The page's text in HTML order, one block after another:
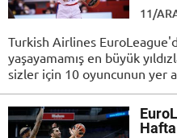
11/
Turkish Airlines
yaşayamamış en büyük
sizler için 10 oyuncunun yer